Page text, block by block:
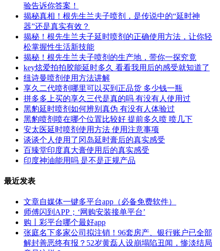
验告诉你答案！
揭秘真相！根先生兰夫子喷剂，是传说中的“延时神
器”还是真实有效？
揭秘！根先生兰夫子延时喷剂的正确使用方法，让你轻
松掌握性生活新技能
揭秘！根先生兰夫子喷剂的生产地，带你一探究竟
key炫爱拍拍胶能延时多久 看看我用后的感受就知道了
纽诗曼喷剂使用方法讲解
享久二代喷剂哪里可以买到正品货 多少钱一瓶
拼多多上买的享久三代是真的吗 有没有人使用过
黑豹延时喷剂如何辨别真伪 有没有人体验过
黑豹喷剂喷在哪个位置比较好 提前多久喷 喷几下
安太医延时喷剂使用方法 使用注意事项
谈谈个人使用了冈岛延时膏后的真实感受
百臻堂印度真大膏使用后的真实感受
印度神油能用吗 是不是正规产品
最近发表
文章自媒体一键多平台app（必备免费软件）
师傅闪到APP；‘网购安装接单平台’
购丨彩平台哪个最好app
张庭名下多家公司拟注销！96套房产、银行账户已全部
解封善恶终有报？52岁黄磊人设崩塌陷丑闻，惨淡结局